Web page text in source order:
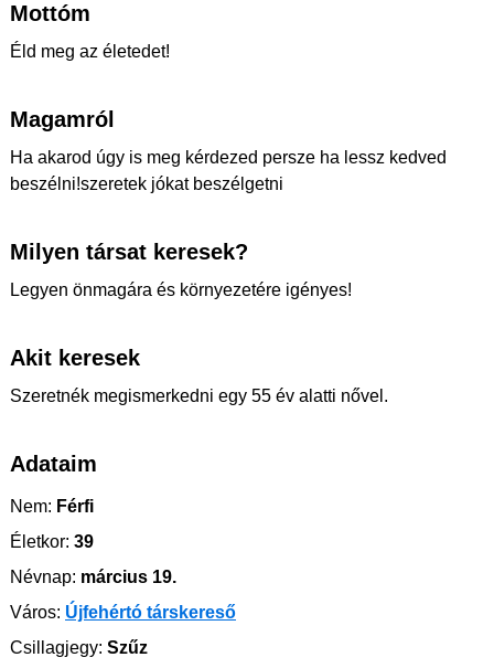
Mottóm
Éld meg az életedet!
Magamról
Ha akarod úgy is meg kérdezed persze ha lessz kedved
beszélni!szeretek jókat beszélgetni
Milyen társat keresek?
Legyen önmagára és környezetére igényes!
Akit keresek
Szeretnék megismerkedni egy 55 év alatti nővel.
Adataim
Nem: Férfi
Életkor: 39
Névnap: március 19.
Város: Újfehértó társkereső
Csillagjegy: Szűz